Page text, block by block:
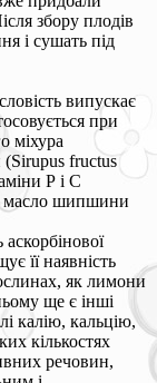
збору плодів
і сушать під
випускає
при
міхура
(Sirupus fructus
Р і С
масло шипшини
її наявність
як лимони
ще є інші
калію, кальцію,
кількостях
речовин,